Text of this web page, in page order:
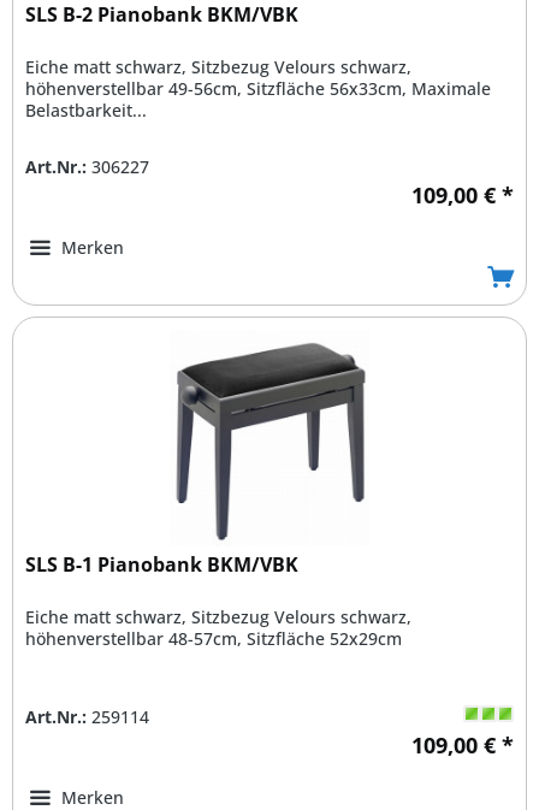
SLS B-2 Pianobank BKM/VBK
Eiche matt schwarz, Sitzbezug Velours schwarz,
höhenverstellbar 49-56cm, Sitzfläche 56x33cm, Maximale
Belastbarkeit...
Art.Nr.: 306227
109,00 € *
Merken
SLS B-1 Pianobank BKM/VBK
Eiche matt schwarz, Sitzbezug Velours schwarz,
höhenverstellbar 48-57cm, Sitzfläche 52x29cm
Art.Nr.: 259114
109,00 € *
Merken